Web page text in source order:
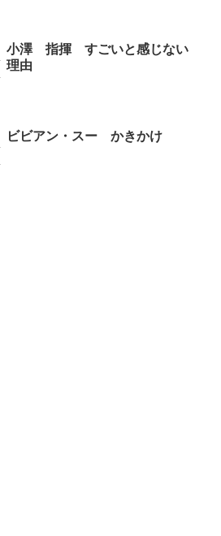
小澤 指揮 すごいと感じない
理由
ビビアン・スー かきかけ